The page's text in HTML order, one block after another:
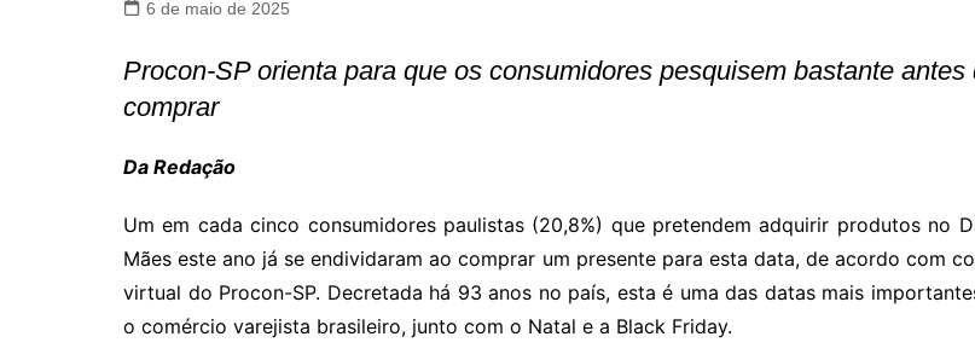
6 de maio de 2025
Procon-SP orienta para que os consumidores pesquisem bastante antes
comprar
Da Redação
Um em cada cinco consumidores paulistas (20,8%) que pretendem adquirir produtos no
Mães este ano já se endividaram ao comprar um presente para esta data, de acordo com
virtual do Procon-SP. Decretada há 93 anos no país, esta é uma das datas mais
o comércio varejista brasileiro, junto com o Natal e a Black Friday.